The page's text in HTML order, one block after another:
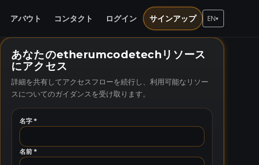
アバウト コンタクト ログイン サインアップ EN▾
あなたのetherumcodetechリソース
にアクセス
詳細を共有してアクセスフローを続行し、利用可能なリソー
スについてのガイダンスを受け取ります。
名字 *
名前 *